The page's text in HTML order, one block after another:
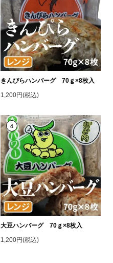
きんぴらハンバーグ 70ｇ×8枚入
1,200円(税込)
4
大豆ハンバーグ 70ｇ×8枚入
1,200円(税込)